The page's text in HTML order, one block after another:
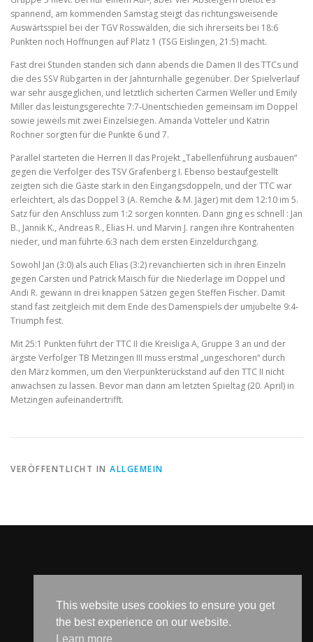
spannend, am kommenden Samstag steigt das richtungsweisende
Auswärtsspiel bei der TGV Rosswälden, die sich ihrerseits bei 18:6
Punkten noch Hoffnungen auf Platz 1 (TSG Eislingen, 21:5) macht.
Fast drei Stunden standen sich dann abends die Damen II des TTCs und
die des SSV Rübgarten in der Jahnturnhalle gegenüber. Der Spielverlauf
war sehr ausgeglichen, und letztlich sicherten Carmen Weller und Emily
Miller das leistungsgerechte 7:7-Unentschieden gemeinsam im Doppel
sowie jeweils mit zwei Einzelsiegen. Amanda Votteler und Katrin
Rochner sorgten für die Punkte 6 und 7.
Parallel starteten die Herren II das Projekt „Tabellenführung ausbauen“
gegen die Verfolger des TSV Grafenberg I. Ebenso bestaufgestellt
zeigten sich die Gäste stark in den Eingangsdoppeln, und der TTC war
erleichtert, als das Doppel 3 (A. Remche & M. Jäger) mit dem 12:10 im 5.
Satz für den Anschluss zum 1:2 sorgen konnten. Dann ging es schnell : Jan
B., Jannik K., Andreas R., Elias H. und Marvin J. rangen ihre Kontrahenten
nieder, und man führte 6:3 nach dem ersten Einzeldurchgang.
Sowohl Jan (3:0) als auch Elias (3:2) revanchierten sich in ihren Einzeln
gegen Carsten und Patrick Maisch für die Niederlage im Doppel und
Andi R. gewann in drei knappen Sätzen gegen Steffen Fischer. Damit
stand fast zeitgleich mit dem Ende des Damenspiels der umjubelte 9:4-
Triumph fest.
Mit 25:1 Punkten führt der TTC II die Kreisliga A, Gruppe 3 an und der
ärgste Verfolger TB Metzingen III muss erstmal „ungeschoren“ durch
den März kommen, um den Vierpunkterückstand auf den TTC II nicht
anwachsen zu lassen. Bevor man dann am letzten Spieltag (20. April) in
Metzingen aufeinandertrifft.
VERÖFFENTLICHT IN ALLGEMEIN
This website uses cookies to ensure you get
the best experience on our website.
Learn more